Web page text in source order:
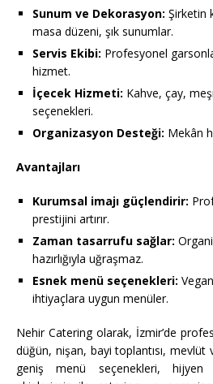
Sunum ve Dekorasyon: Şirketin
masa düzeni, şık sunumlar.
Servis Ekibi: Profesyonel
hizmet.
İçecek Hizmeti: Kahve, çay,
seçenekleri.
Organizasyon Desteği: Mekân
Avantajları
Kurumsal imajı güçlendirir:
prestijini artırır.
Zaman tasarrufu sağlar:
hazırlığıyla uğraşmaz.
Esnek menü seçenekleri:
ihtiyaçlara uygun menüler.
Nehir Catering olarak, İzmir’de
düğün, nişan, bayi toplantısı,
geniş menü seçenekleri,